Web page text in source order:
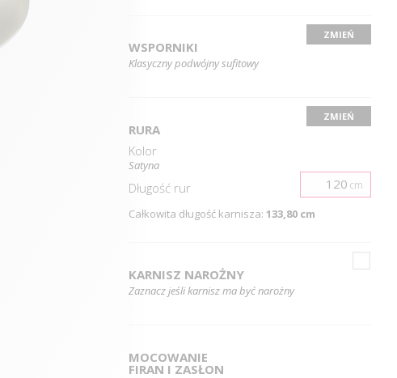
WSPORNIKI
Klasyczny podwójny sufitowy
ZMIEŃ
RURA
ZMIEŃ
Kolor
Satyna
Długość rur cm
Całkowita długość karnisza: 133,80 cm
KARNISZ NAROŻNY
Zaznacz jeśli karnisz ma być narożny
MOCOWANIE
FIRAN I ZASŁON